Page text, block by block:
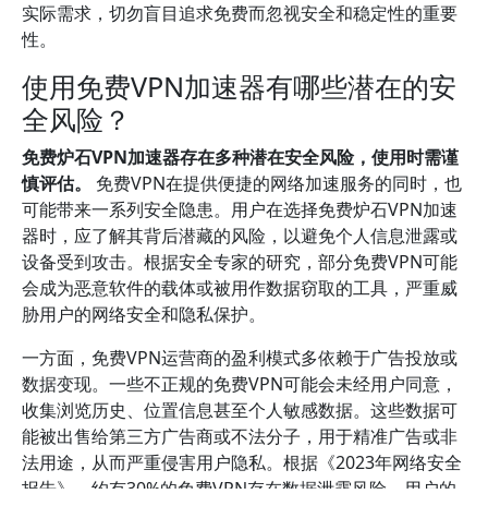
实际需求，切勿盲目追求免费而忽视安全和稳定性的重要
性。
使用免费VPN加速器有哪些潜在的安
全风险？
免费炉石VPN加速器存在多种潜在安全风险，使用时需谨
慎评估。
免费VPN在提供便捷的网络加速服务的同时，也
可能带来一系列安全隐患。用户在选择免费炉石VPN加速
器时，应了解其背后潜藏的风险，以避免个人信息泄露或
设备受到攻击。根据安全专家的研究，部分免费VPN可能
会成为恶意软件的载体或被用作数据窃取的工具，严重威
胁用户的网络安全和隐私保护。
一方面，免费VPN运营商的盈利模式多依赖于广告投放或
数据变现。一些不正规的免费VPN可能会未经用户同意，
收集浏览历史、位置信息甚至个人敏感数据。这些数据可
能被出售给第三方广告商或不法分子，用于精准广告或非
法用途，从而严重侵害用户隐私。根据《2023年网络安全
报告》，约有30%的免费VPN存在数据泄露风险，用户的